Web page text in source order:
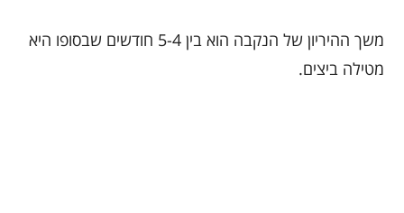
משך ההיריון של הנקבה הוא בין 5-4 חודשים שבסופו היא
מטילה ביצים.